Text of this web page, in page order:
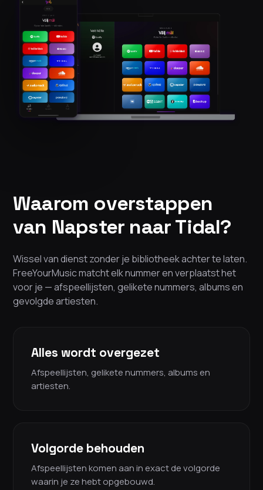
Waarom overstappen
van Napster naar Tidal?
Wissel van dienst zonder je bibliotheek achter te laten.
FreeYourMusic matcht elk nummer en verplaatst het
voor je — afspeellijsten, gelikete nummers, albums en
gevolgde artiesten.
Alles wordt overgezet
Afspeellijsten, gelikete nummers, albums en
artiesten.
Volgorde behouden
Afspeellijsten komen aan in exact de volgorde
waarin je ze hebt opgebouwd.